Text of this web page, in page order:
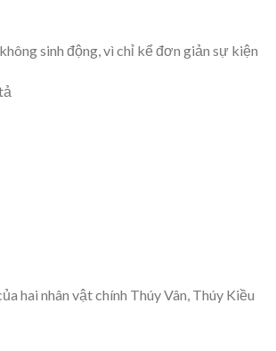
sinh động, vì chỉ kể đơn giản sự kiện
hai nhân vật chính Thúy Vân, Thúy Kiều